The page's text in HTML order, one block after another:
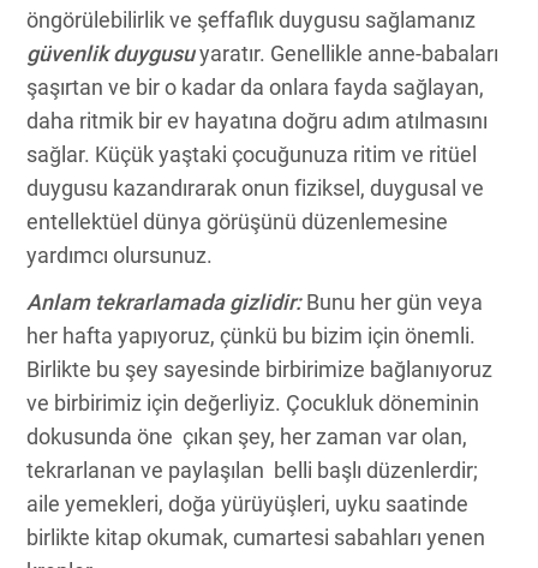
öngörülebilirlik ve şeffaflık duygusu sağlamanız
güvenlik duygusuyaratır. Genellikle anne-babaları
şaşırtan ve bir o kadar da onlara fayda sağlayan,
daha ritmik bir ev hayatına doğru adım atılmasını
sağlar. Küçük yaştaki çocuğunuza ritim ve ritüel
duygusu kazandırarak onun fiziksel, duygusal ve
entellektüel dünya görüşünü düzenlemesine
yardımcı olursunuz.
Anlam tekrarlamada gizlidir:Bunu her gün veya
her hafta yapıyoruz, çünkü bu bizim için önemli.
Birlikte bu şey sayesinde birbirimize bağlanıyoruz
ve birbirimiz için değerliyiz. Çocukluk döneminin
dokusunda öne çıkan şey, her zaman var olan,
tekrarlanan ve paylaşılan belli başlı düzenlerdir;
aile yemekleri, doğa yürüyüşleri, uyku saatinde
birlikte kitap okumak, cumartesi sabahları yenen